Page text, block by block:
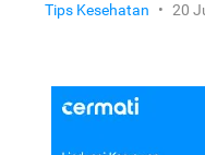
Tips Kesehatan • 20